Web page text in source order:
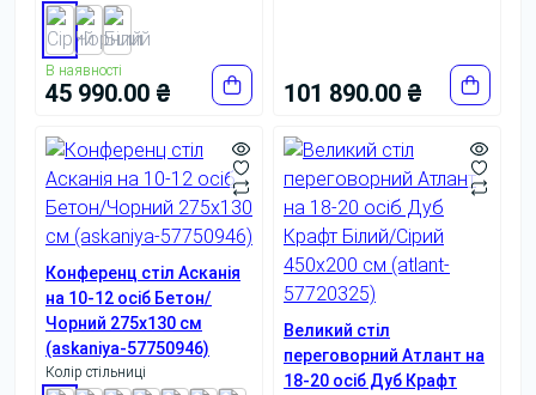
В наявності
45 990.00 ₴ 101 890.00 ₴
Конференц стіл Асканія
на 10-12 осіб Бетон/
Чорний 275x130 см
(askaniya-57750946)
Колір стільниці
Великий стіл
переговорний Атлант на
18-20 осіб Дуб Крафт